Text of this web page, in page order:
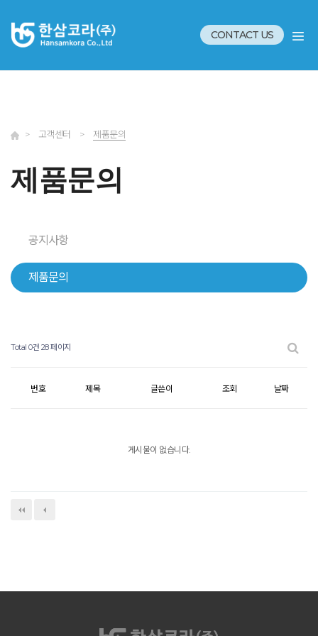
CONTACT US
> 고객센터 > 제품문의
제품문의
공지사항
제품문의
Total 0건 28 페이지
번호 제목 글쓴이 조회 날짜
게시물이 없습니다.